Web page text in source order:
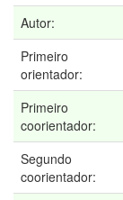
Autor:
Primeiro
orientador:
Primeiro
coorientador:
Segundo
coorientador: